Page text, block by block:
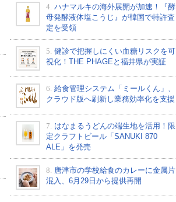
4. ハナマルキの海外展開が加速！『酵
母発酵液体塩こうじ』が韓国で特許査
定を受領
5. 健診で把握しにくい血糖リスクを可
視化！THE PHAGEと福井県が実証
6. 給食管理システム「ミールくん」、
クラウド版へ刷新し業務効率化を支援
7. はなまるうどんの端生地を活用！限
定クラフトビール「SANUKI 870
ALE」を発売
8. 唐津市の学校給食のカレーに金属片
混入、6月29日から提供再開